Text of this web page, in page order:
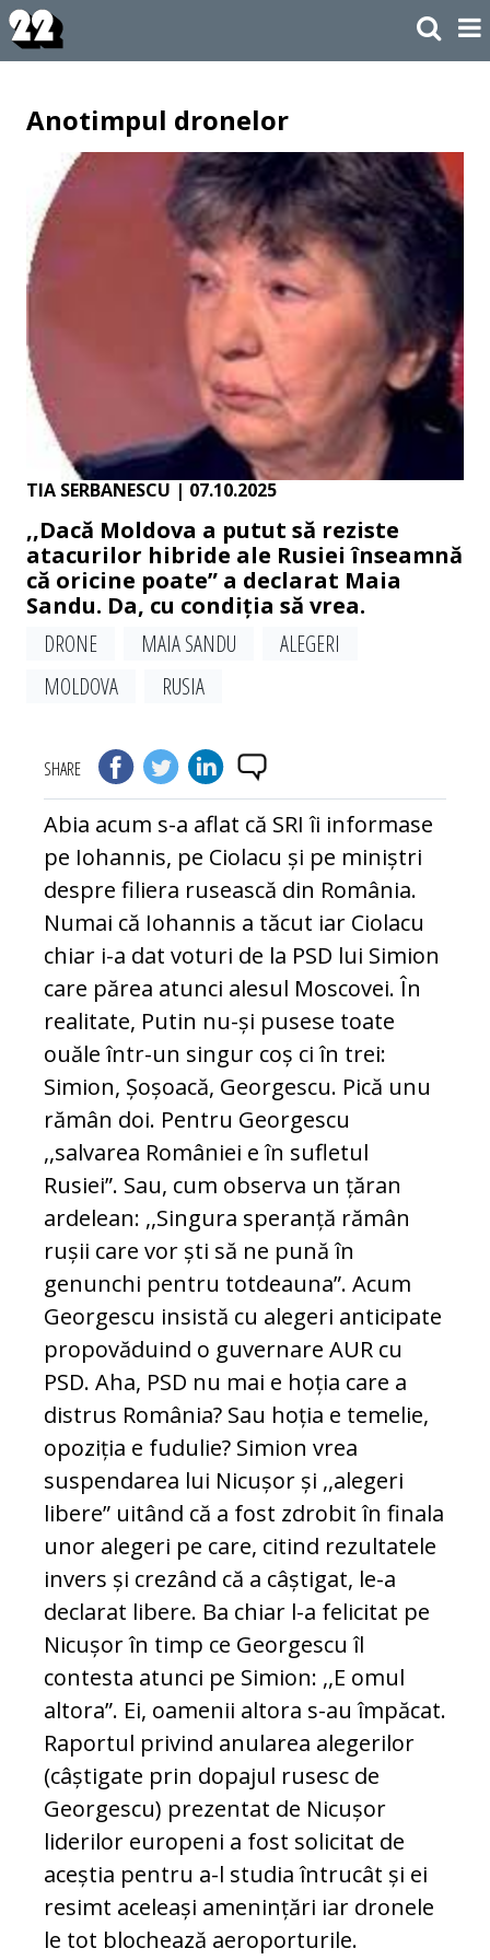
Anotimpul dronelor
TIA SERBANESCU | 07.10.2025
,,Dacă Moldova a putut să reziste
atacurilor hibride ale Rusiei înseamnă
că oricine poate” a declarat Maia
Sandu. Da, cu condiția să vrea.
DRONE
MAIA SANDU
ALEGERI
MOLDOVA
RUSIA
SHARE
Abia acum s-a aflat că SRI îi informase
pe Iohannis, pe Ciolacu și pe miniștri
despre filiera rusească din România.
Numai că Iohannis a tăcut iar Ciolacu
chiar i-a dat voturi de la PSD lui Simion
care părea atunci alesul Moscovei. În
realitate, Putin nu-și pusese toate
ouăle într-un singur coș ci în trei:
Simion, Șoșoacă, Georgescu. Pică unu
rămân doi. Pentru Georgescu
,,salvarea României e în sufletul
Rusiei”. Sau, cum observa un țăran
ardelean: ,,Singura speranță rămân
rușii care vor ști să ne pună în
genunchi pentru totdeauna”. Acum
Georgescu insistă cu alegeri anticipate
propovăduind o guvernare AUR cu
PSD. Aha, PSD nu mai e hoția care a
distrus România? Sau hoția e temelie,
opoziția e fudulie? Simion vrea
suspendarea lui Nicușor și ,,alegeri
libere” uitând că a fost zdrobit în finala
unor alegeri pe care, citind rezultatele
invers și crezând că a câștigat, le-a
declarat libere. Ba chiar l-a felicitat pe
Nicușor în timp ce Georgescu îl
contesta atunci pe Simion: ,,E omul
altora”. Ei, oamenii altora s-au împăcat.
Raportul privind anularea alegerilor
(câștigate prin dopajul rusesc de
Georgescu) prezentat de Nicușor
liderilor europeni a fost solicitat de
aceștia pentru a-l studia întrucât și ei
resimt aceleași amenințări iar dronele
le tot blochează aeroporturile.